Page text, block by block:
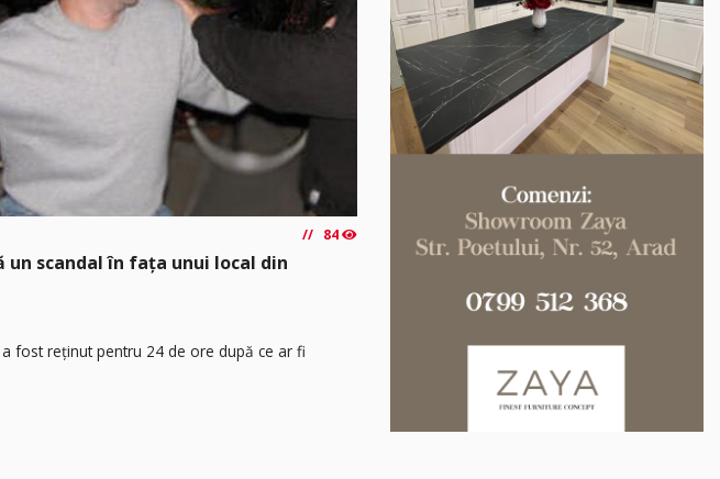
84
scandal în fața unui local din
fost reținut pentru 24 de ore după ce ar fi